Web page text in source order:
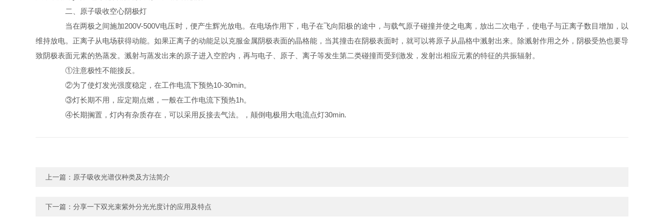
二、原子吸收空心阴极灯
当在两极之间施加200V-500V电压时，便产生辉光放电。在电场作用下，电子在飞向阳极的途中，与载气原子碰撞并使之电离，放出二次电子，使电子与正离子数目增加，以
维持放电。正离子从电场获得动能。如果正离子的动能足以克服金属阴极表面的晶格能，当其撞击在阴极表面时，就可以将原子从晶格中溅射出来。除溅射作用之外，阴极受热也要导
致阴极表面元素的热蒸发。溅射与蒸发出来的原子进入空腔内，再与电子、原子、离子等发生第二类碰撞而受到激发，发射出相应元素的特征的共振辐射。
①注意极性不能接反。
②为了使灯发光强度稳定，在工作电流下预热10-30min。
③灯长期不用，应定期点燃，一般在工作电流下预热1h。
④长期搁置，灯内有杂质存在，可以采用反接去气法。，颠倒电极用大电流点灯30min.
上一篇： 原子吸收光谱仪种类及方法简介
下一篇： 分享一下双光束紫外分光光度计的应用及特点